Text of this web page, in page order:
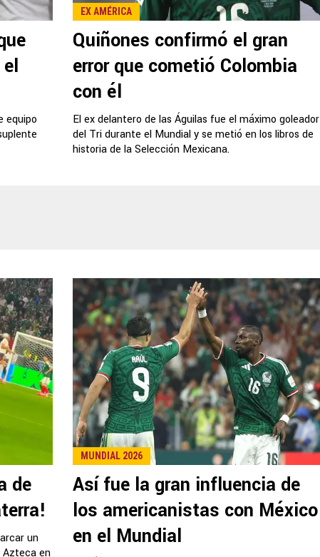
equipo
EX AMÉRICA
Quiñones confirmó el gran
error que cometió Colombia
con él
El ex delantero de las Águilas fue el máximo goleador
del Tri durante el Mundial y se metió en los libros de
historia de la Selección Mexicana.
de
un
Azteca en
MUNDIAL 2026
Así fue la gran influencia de
los americanistas con México
en el Mundial